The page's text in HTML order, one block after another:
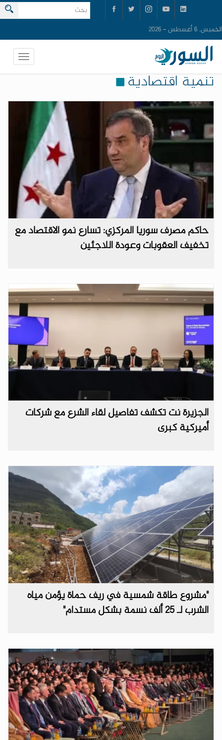
الخميس, 6 أغسطس - 2026
تنمية اقتصادية
حاكم مصرف سوريا المركزي: تسارع نمو الاقتصاد مع
تخفيف العقوبات وعودة اللاجئين
الجزيرة نت تكشف تفاصيل لقاء الشرع مع شركات
أميركية كبرى
"مشروع طاقة شمسية في ريف حماة يؤمن مياه
الشرب لـ 25 ألف نسمة بشكل مستدام"